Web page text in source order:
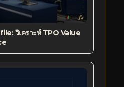
วิเคราะห์ TPO Value